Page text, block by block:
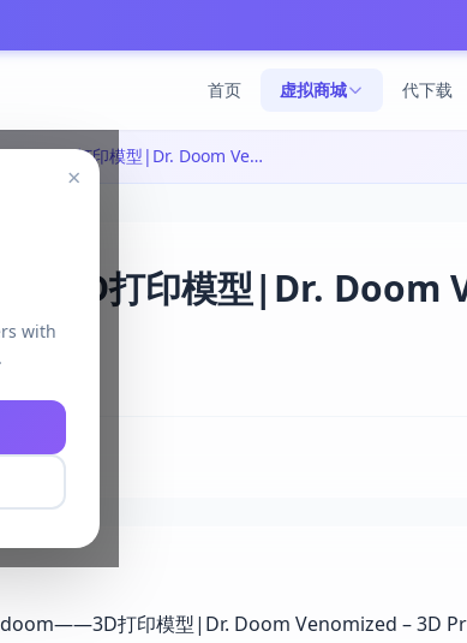
首页 虚拟商城 代下载
×
with
毒液附体的 doom——3D打印模型|Dr. Doom Venomized – 3D Print Model STL
打印模型|Dr. Doom
STL